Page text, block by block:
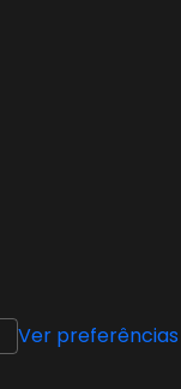
Ver preferências